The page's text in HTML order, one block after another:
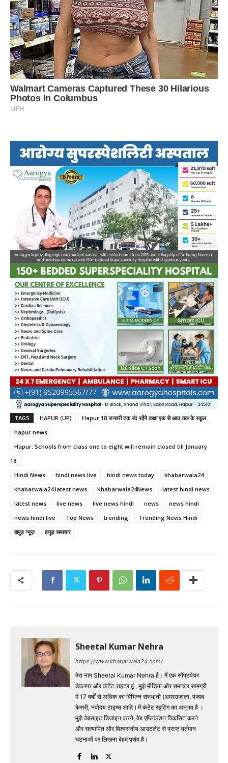
TAGS HAPUR (UP)
Hapur 18 जनवरी तक बंद रहेंगे कक्षा एक से आठ तक के स्कूल
hapur news
Hapur: Schools from class one to eight will remain closed till January
18.
Hindi News
hindi news live hindi news today
khabarwala24
khabarwala24 latest news
Khabarwala24News
latest hindi news
latest news
live news live news hindi news
news hindi
news hindi live
Top News trending
Trending News Hindi
हापुड़ न्यूज़
हापुड़ समाचार
Sheetal Kumar Nehra
https://www.khabarwala24.com/
मेरा नाम Sheetal Kumar Nehra है। मैं एक सॉफ्टवेयर
डेवलपर और कंटेंट राइटर हूं , मुझे मीडिया और समाचार सामग्री
में 17 वर्षों से अधिक का विभिन्न संस्थानों (अमरउजाला, पंजाब
केसरी, नवोदय टाइम्स आदि ) में कंटेंट रइटिंग का अनुभव है ।
मुझे वेबसाइट डिजाइन करने, वेब एप्लिकेशन विकसित करने
और सत्यापित और विश्वसनीय आउटलेट से प्राप्त वर्तमान
घटनाओं पर लिखना बेहद पसंद है।